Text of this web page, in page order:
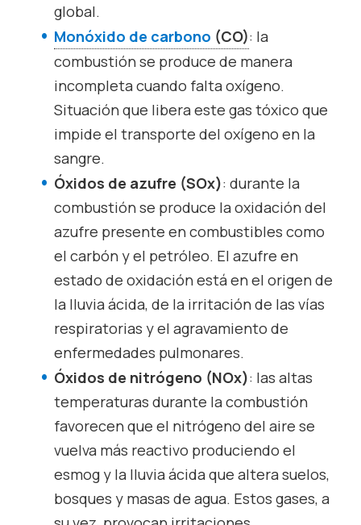
global.
Monóxido de carbono (CO): la
combustión se produce de manera
incompleta cuando falta oxígeno.
Situación que libera este gas tóxico que
impide el transporte del oxígeno en la
sangre.
Óxidos de azufre (SOx): durante la
combustión se produce la oxidación del
azufre presente en combustibles como
el carbón y el petróleo. El azufre en
estado de oxidación está en el origen de
la lluvia ácida, de la irritación de las vías
respiratorias y el agravamiento de
enfermedades pulmonares.
Óxidos de nitrógeno (NOx): las altas
temperaturas durante la combustión
favorecen que el nitrógeno del aire se
vuelva más reactivo produciendo el
esmog y la lluvia ácida que altera suelos,
bosques y masas de agua. Estos gases, a